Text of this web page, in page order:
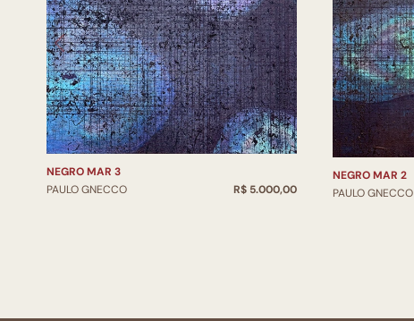
NEGRO MAR 3
PAULO GNECCO
R$ 5.000,00
NEGRO MAR 2
PAULO GNECCO